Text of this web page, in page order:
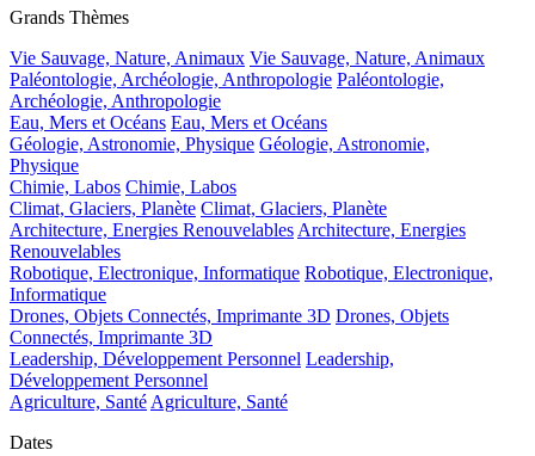
Grands Thèmes
Vie Sauvage, Nature, Animaux Vie Sauvage, Nature, Animaux
Paléontologie, Archéologie, Anthropologie Paléontologie,
Archéologie, Anthropologie
Eau, Mers et Océans Eau, Mers et Océans
Géologie, Astronomie, Physique Géologie, Astronomie,
Physique
Chimie, Labos Chimie, Labos
Climat, Glaciers, Planète Climat, Glaciers, Planète
Architecture, Energies Renouvelables Architecture, Energies
Renouvelables
Robotique, Electronique, Informatique Robotique, Electronique,
Informatique
Drones, Objets Connectés, Imprimante 3D Drones, Objets
Connectés, Imprimante 3D
Leadership, Développement Personnel Leadership,
Développement Personnel
Agriculture, Santé Agriculture, Santé
Dates